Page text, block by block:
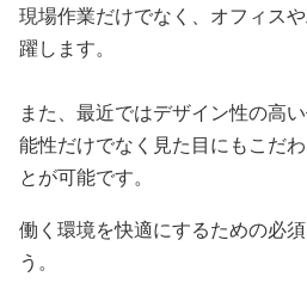
現場作業だけでなく、オフィス
躍します。
また、最近ではデザイン性の高
能性だけでなく見た目にもこだ
とが可能です。
働く環境を快適にするための必
う。